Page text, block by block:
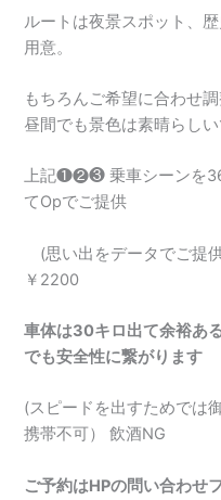
ルートは夜景スポット、
用意。
もちろんご希望に合わせ
昼間でも景色は素晴らしい
上記❶❷❸ 乗車シーンを
てOpでご提供
(思い出をデータでご提
￥2200
車体は30キロ出て余裕あ
でも安全性に繋がります
(スピードを出すためでは
携帯不可） 飲酒NG
ご予約はHPの問い合わせ